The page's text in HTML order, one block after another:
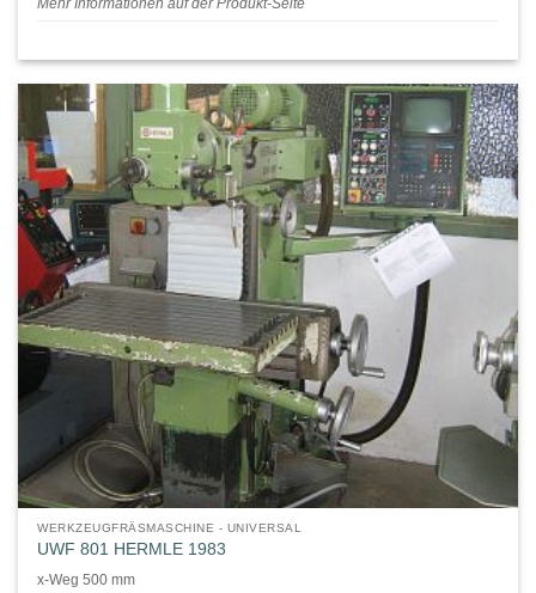
WERKZEUGFRÄSMASCHINE - UNIVERSAL
UWF 801 HERMLE 1983
x-Weg 500 mm